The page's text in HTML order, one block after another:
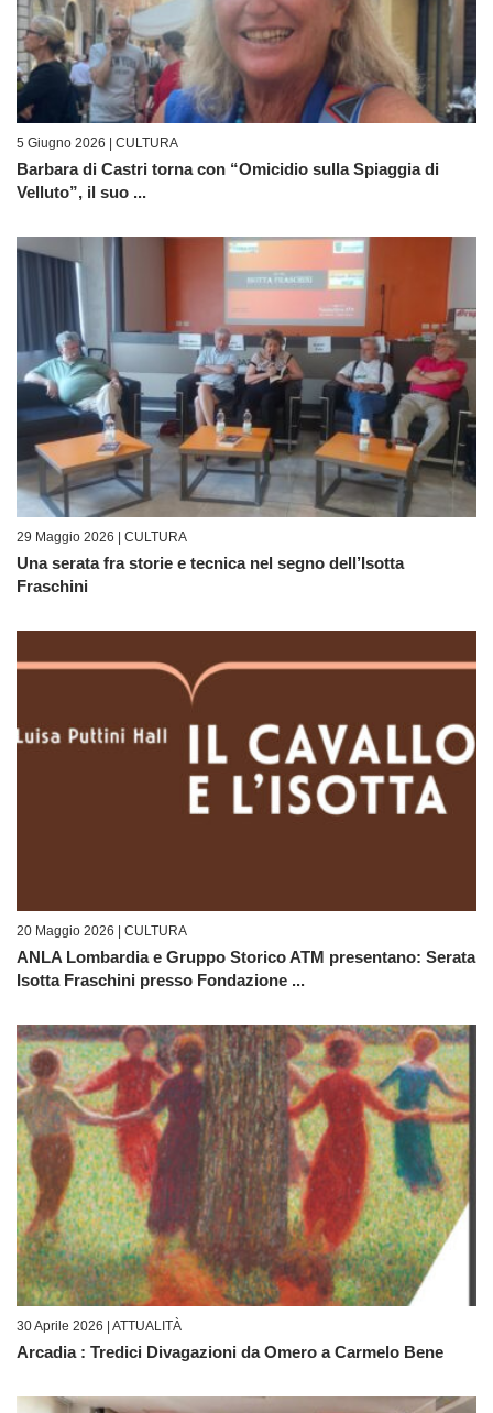
5 Giugno 2026 | CULTURA
Barbara di Castri torna con “Omicidio sulla Spiaggia di
Velluto”, il suo ...
29 Maggio 2026 | CULTURA
Una serata fra storie e tecnica nel segno dell’Isotta
Fraschini
20 Maggio 2026 | CULTURA
ANLA Lombardia e Gruppo Storico ATM presentano: Serata
Isotta Fraschini presso Fondazione ...
30 Aprile 2026 | ATTUALITÀ
Arcadia : Tredici Divagazioni da Omero a Carmelo Bene